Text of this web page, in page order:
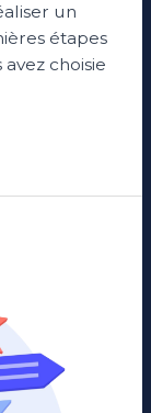
un
étapes
choisie